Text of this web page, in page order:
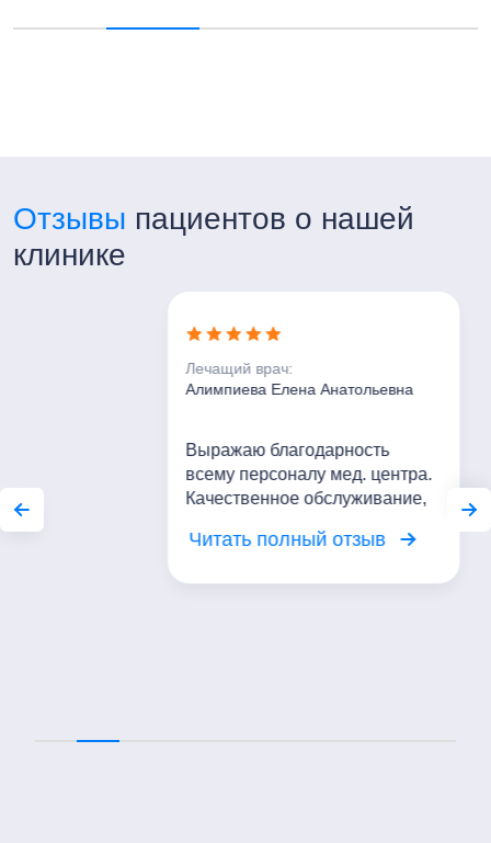
Отзывы пациентов о нашей
клинике
Лечащий врач:
Выражаю благодарность